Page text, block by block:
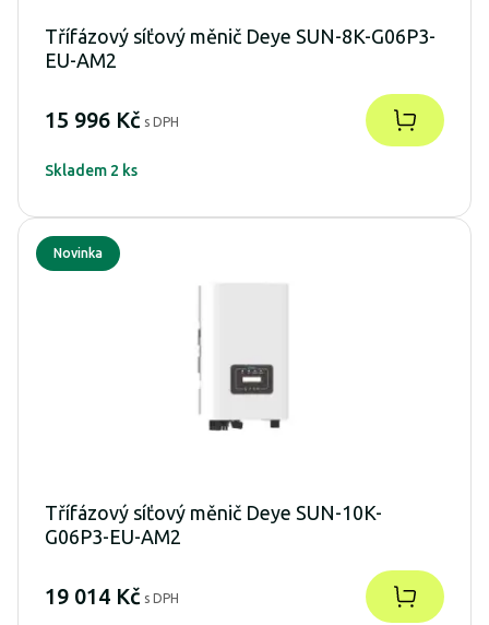
Třífázový síťový měnič Deye SUN-8K-G06P3-
EU-AM2
15 996 Kč s DPH
Skladem 2 ks
Novinka
Třífázový síťový měnič Deye SUN-10K-
G06P3-EU-AM2
19 014 Kč s DPH